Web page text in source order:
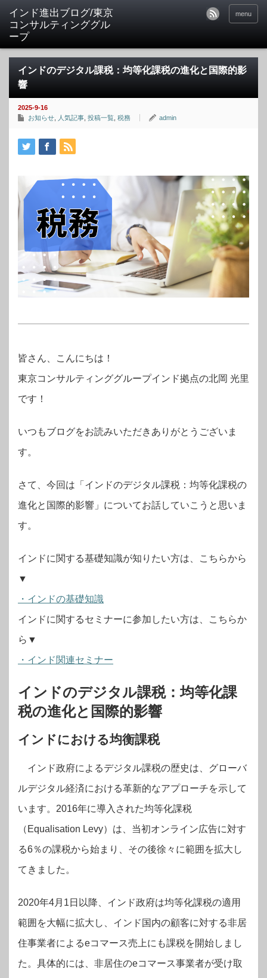
インド進出ブログ/東京
コンサルティンググル
ープ
menu
インドのデジタル課税：均等化課税の進化と国際的影
響
2025-9-16
お知らせ
人気記事 投稿一覧 税務 admin
皆さん、こんにちは！
東京コンサルティンググループインド拠点の北岡 光里
です！
いつもブログをお読みいただきありがとうございま
す。
さて、今回は「インドのデジタル課税：均等化課税の
進化と国際的影響」についてお話していこうと思いま
す。
インドに関する基礎知識が知りたい方は、こちらから
▼
・インドの基礎知識
インドに関するセミナーに参加したい方は、こちらか
ら▼
・インド関連セミナー
インドのデジタル課税：均等化課
税の進化と国際的影響
インドにおける均衡課税
インド政府によるデジタル課税の歴史は、グローバ
ルデジタル経済における革新的なアプローチを示して
います。2016年に導入された均等化課税
（Equalisation Levy）は、当初オンライン広告に対す
る6％の課税から始まり、その後徐々に範囲を拡大し
てきました。
2020年4月1日以降、インド政府は均等化課税の適用
範囲を大幅に拡大し、インド国内の顧客に対する非居
住事業者によるeコマース売上にも課税を開始しまし
た。具体的には、非居住のeコマース事業者が受け取